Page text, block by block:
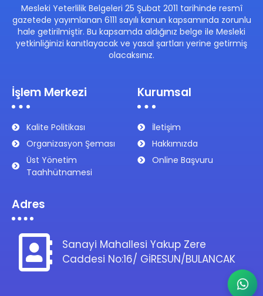
Mesleki Yeterlilik Belgeleri 25 Şubat 2011 tarihinde resmî
gazetede yayımlanan 6111 sayılı kanun kapsamında zorunlu
hale getirilmiştir. Bu kapsamda aldığınız belge ile Mesleki
yetkinliğinizi kanıtlayacak ve yasal şartları yerine getirmiş
olacaksınız.
İşlem Merkezi
Kalite Politikası
Organizasyon Şeması
Üst Yönetim
Taahhütnamesi
Kurumsal
İletişim
Hakkımızda
Online Başvuru
Adres
Sanayi Mahallesi Yakup Zere
Caddesi No:16/ GİRESUN/BULANCAK